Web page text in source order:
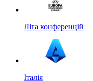
Ліга конференцій
Італія